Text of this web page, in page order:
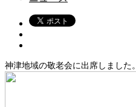
神津地域の敬老会に出席しました。